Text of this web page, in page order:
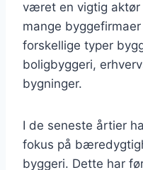
været en vigtig aktør
mange
forskellige typer
boligbyggeri,
bygninger.
I de seneste årtier
fokus på
byggeri. Dette har